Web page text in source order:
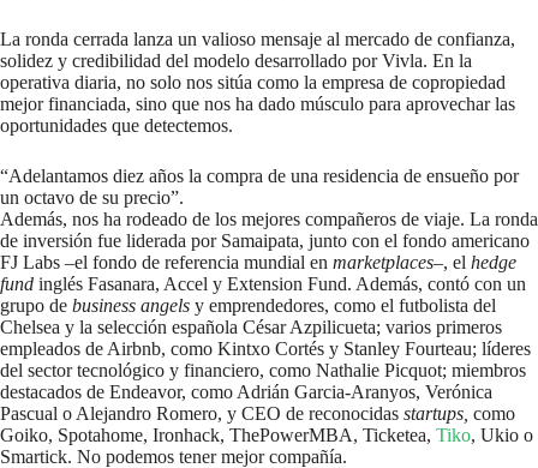
La ronda cerrada lanza un valioso mensaje al mercado de confianza,
solidez y credibilidad del modelo desarrollado por Vivla. En la
operativa diaria, no solo nos sitúa como la empresa de copropiedad
mejor financiada, sino que nos ha dado músculo para aprovechar las
oportunidades que detectemos.
“Adelantamos diez años la compra de una residencia de ensueño por
un octavo de su precio”.
Además, nos ha rodeado de los mejores compañeros de viaje. La ronda
de inversión fue liderada por Samaipata, junto con el fondo americano
FJ Labs –el fondo de referencia mundial en marketplaces–, el hedge
fund inglés Fasanara, Accel y Extension Fund. Además, contó con un
grupo de business angels y emprendedores, como el futbolista del
Chelsea y la selección española César Azpilicueta; varios primeros
empleados de Airbnb, como Kintxo Cortés y Stanley Fourteau; líderes
del sector tecnológico y financiero, como Nathalie Picquot; miembros
destacados de Endeavor, como Adrián Garcia-Aranyos, Verónica
Pascual o Alejandro Romero, y CEO de reconocidas startups, como
Goiko, Spotahome, Ironhack, ThePowerMBA, Ticketea, Tiko, Ukio o
Smartick. No podemos tener mejor compañía.